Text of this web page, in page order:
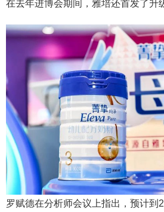
在去年进博会期间，雅培还首发了升
罗赋德在分析师会议上指出，预计到